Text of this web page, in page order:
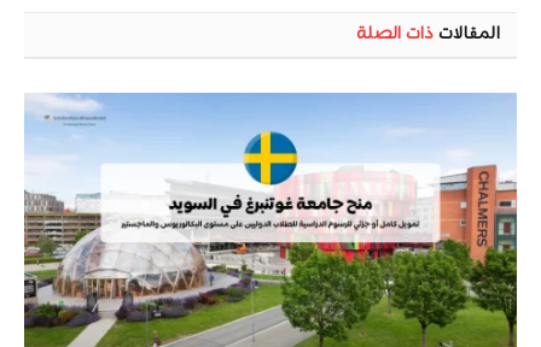
المقالاتذات الصلة